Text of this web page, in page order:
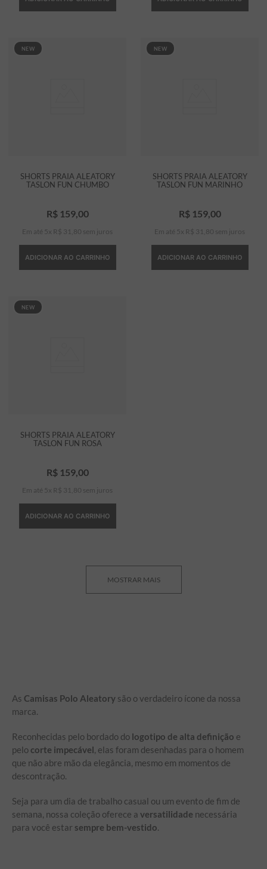
NEW
SHORTS PRAIA ALEATORY
TASLON FUN CHUMBO
R$ 159, 00
Em até 5 x R$ 31 80 sem juros
ADICIONAR AO CARRINHO
NEW
SHORTS PRAIA ALEATORY
TASLON FUN MARINHO
R$ 159, 00
Em até 5 x R$ 31 80 sem juros
ADICIONAR AO CARRINHO
NEW
SHORTS PRAIA ALEATORY
TASLON FUN ROSA
R$ 159, 00
Em até 5 x R$ 31 80 sem juros
ADICIONAR AO CARRINHO
MOSTRAR MAIS
As Camisas Polo Aleatory são o verdadeiro ícone da nossa
marca.
Reconhecidas pelo bordado do logotipo de alta definição e
pelo corte impecável, elas foram desenhadas para o homem
que não abre mão da elegância, mesmo em momentos de
descontração.
Seja para um dia de trabalho casual ou um evento de fim de
semana, nossa coleção oferece a versatilidade necessária
para você estar sempre bem-vestido.